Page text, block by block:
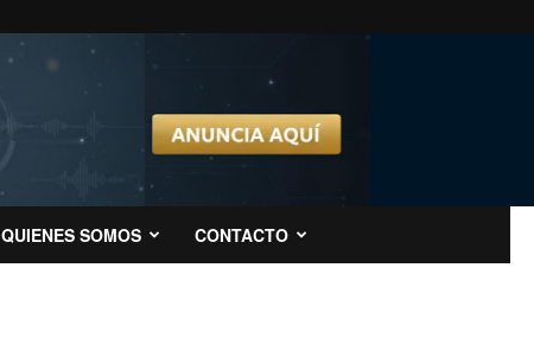
QUIENES SOMOS CONTACTO